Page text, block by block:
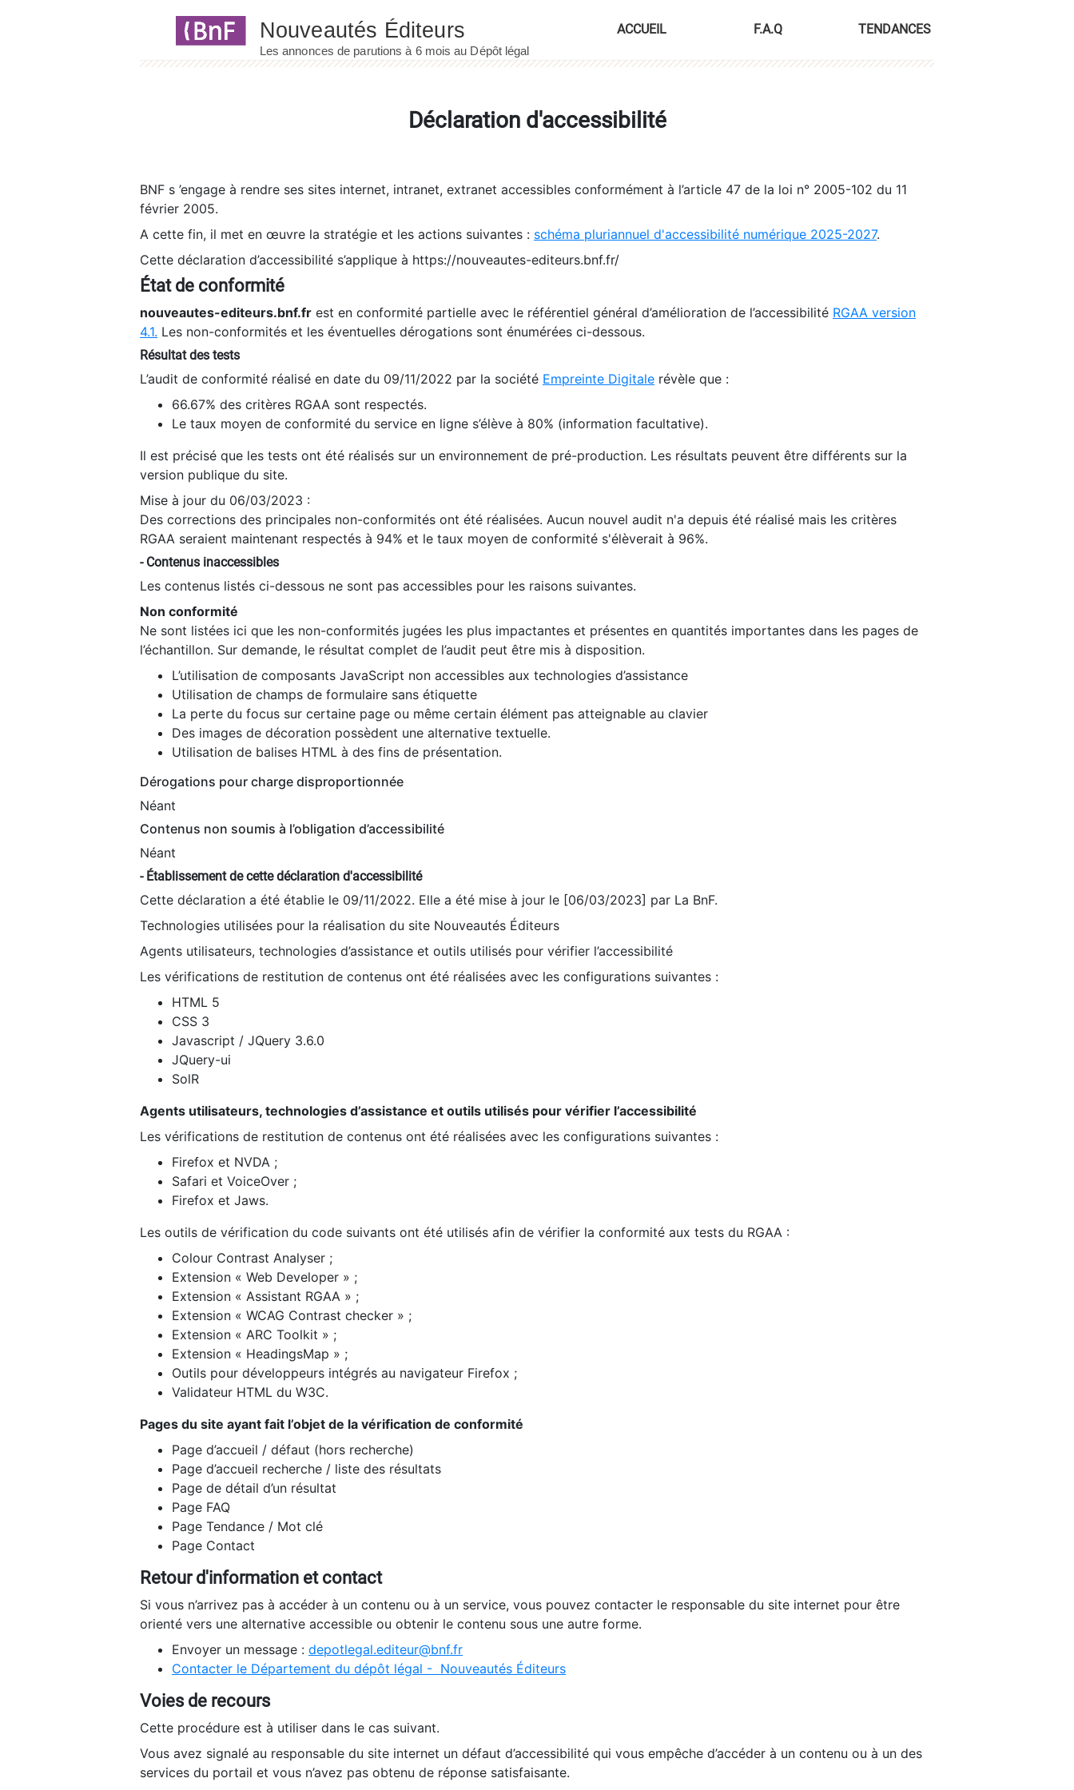
ACCUEIL F.A.Q TENDANCES
Déclaration d'accessibilité
BNF s ’engage à rendre ses sites internet, intranet, extranet accessibles conformément à l’article 47 de la loi n° 2005-102 du 11
février 2005.
A cette fin, il met en œuvre la stratégie et les actions suivantes : schéma pluriannuel d'accessibilité numérique 2025-2027.
Cette déclaration d’accessibilité s’applique à https://nouveautes-editeurs.bnf.fr/
État de conformité
nouveautes-editeurs.bnf.fr est en conformité partielle avec le référentiel général d’amélioration de l’accessibilité RGAA version
4.1. Les non-conformités et les éventuelles dérogations sont énumérées ci-dessous.
Résultat des tests
L’audit de conformité réalisé en date du 09/11/2022 par la société Empreinte Digitale révèle que :
66.67% des critères RGAA sont respectés.
Le taux moyen de conformité du service en ligne s’élève à 80% (information facultative).
Il est précisé que les tests ont été réalisés sur un environnement de pré-production. Les résultats peuvent être différents sur la
version publique du site.
Mise à jour du 06/03/2023 :
Des corrections des principales non-conformités ont été réalisées. Aucun nouvel audit n'a depuis été réalisé mais les critères
RGAA seraient maintenant respectés à 94% et le taux moyen de conformité s'élèverait à 96%.
- Contenus inaccessibles
Les contenus listés ci-dessous ne sont pas accessibles pour les raisons suivantes.
Non conformité
Ne sont listées ici que les non-conformités jugées les plus impactantes et présentes en quantités importantes dans les pages de
l’échantillon. Sur demande, le résultat complet de l’audit peut être mis à disposition.
L’utilisation de composants JavaScript non accessibles aux technologies d’assistance
Utilisation de champs de formulaire sans étiquette
La perte du focus sur certaine page ou même certain élément pas atteignable au clavier
Des images de décoration possèdent une alternative textuelle.
Utilisation de balises HTML à des fins de présentation.
Dérogations pour charge disproportionnée
Néant
Contenus non soumis à l’obligation d’accessibilité
Néant
- Établissement de cette déclaration d'accessibilité
Cette déclaration a été établie le 09/11/2022. Elle a été mise à jour le [06/03/2023] par La BnF.
Technologies utilisées pour la réalisation du site Nouveautés Éditeurs
Agents utilisateurs, technologies d’assistance et outils utilisés pour vérifier l’accessibilité
Les vérifications de restitution de contenus ont été réalisées avec les configurations suivantes :
HTML 5
CSS 3
Javascript / JQuery 3.6.0
JQuery-ui
SolR
Agents utilisateurs, technologies d’assistance et outils utilisés pour vérifier l’accessibilité
Les vérifications de restitution de contenus ont été réalisées avec les configurations suivantes :
Firefox et NVDA ;
Safari et VoiceOver ;
Firefox et Jaws.
Les outils de vérification du code suivants ont été utilisés afin de vérifier la conformité aux tests du RGAA :
Colour Contrast Analyser ;
Extension « Web Developer » ;
Extension « Assistant RGAA » ;
Extension « WCAG Contrast checker » ;
Extension « ARC Toolkit » ;
Extension « HeadingsMap » ;
Outils pour développeurs intégrés au navigateur Firefox ;
Validateur HTML du W3C.
Pages du site ayant fait l’objet de la vérification de conformité
Page d’accueil / défaut (hors recherche)
Page d’accueil recherche / liste des résultats
Page de détail d’un résultat
Page FAQ
Page Tendance / Mot clé
Page Contact
Retour d'information et contact
Si vous n’arrivez pas à accéder à un contenu ou à un service, vous pouvez contacter le responsable du site internet pour être
orienté vers une alternative accessible ou obtenir le contenu sous une autre forme.
Envoyer un message : depotlegal.editeur@bnf.fr
Contacter le Département du dépôt légal - Nouveautés Éditeurs
Voies de recours
Cette procédure est à utiliser dans le cas suivant.
Vous avez signalé au responsable du site internet un défaut d’accessibilité qui vous empêche d’accéder à un contenu ou à un des
services du portail et vous n’avez pas obtenu de réponse satisfaisante.